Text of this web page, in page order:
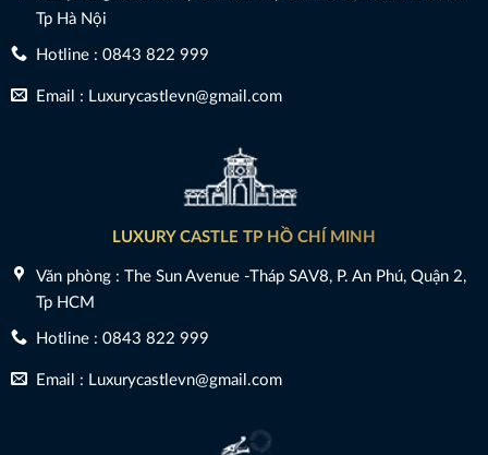
Tp Hà Nội
Hotline : 0843 822 999
Email : Luxurycastlevn@gmail.com
LUXURY CASTLE TP HỒ CHÍ MINH
Văn phòng : The Sun Avenue -Tháp SAV8, P. An Phú, Quận 2,
Tp HCM
Hotline : 0843 822 999
Email : Luxurycastlevn@gmail.com